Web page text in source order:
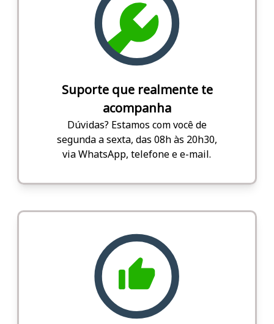
Suporte que realmente te
acompanha
Dúvidas? Estamos com você de
segunda a sexta, das 08h às 20h30,
via WhatsApp, telefone e e-mail.